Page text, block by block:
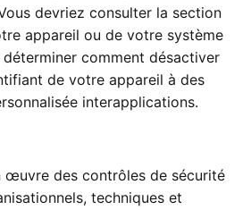
devriez consulter la section
appareil ou de votre système
comment désactiver
de votre appareil à des
interapplications.
œuvre des contrôles de sécurité
techniques et